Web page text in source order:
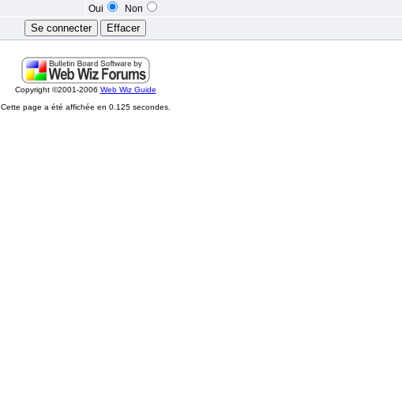
Oui Non
Copyright ©2001-2006 Web Wiz Guide
Cette page a été affichée en 0.125 secondes.